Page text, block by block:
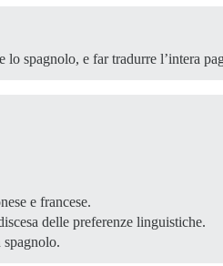
spagnolo, e far tradurre l’intera
e francese.
delle preferenze linguistiche.